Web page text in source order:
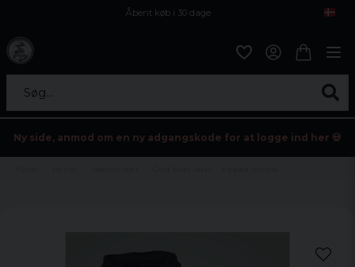
Åbent køb i 30 dage
Søg...
Ny side, anmod om en ny adgangskode for at logge ind her 💀